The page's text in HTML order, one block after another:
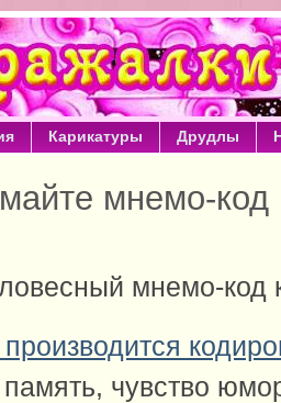
Карикатуры Друдлы
мнемо-
мнемо-код
производится
чувство